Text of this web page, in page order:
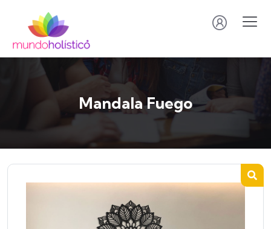
Mandala Fuego